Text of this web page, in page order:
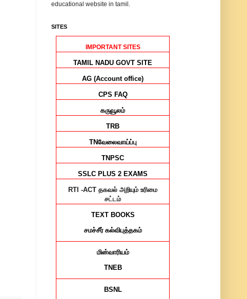
educational website in tamil.
SITES
IMPORTANT SITES
TAMIL NADU GOVT SITE
AG (Account office)
CPS FAQ
கருவூலம்
TRB
TNவேலைவாய்ப்பு
TNPSC
SSLC PLUS 2 EXAMS
RTI -ACT தகவல் அறியும் உரிமை
சட்டம்
TEXT BOOKS
சமச்சீர் கல்விபுத்தகம்
மின்வாரியம்
TNEB
BSNL